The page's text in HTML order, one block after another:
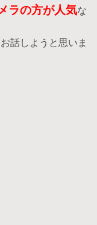
ラの方が人気な
話しようと思いま